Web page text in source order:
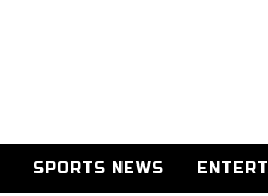
SPORTS NEWS